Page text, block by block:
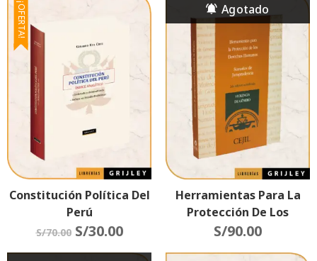
¡OFERTA!
Constitución Política Del
Perú
S/70.00 S/30.00
Herramientas Para La
Protección De Los
Derechos Humanos
S/90.00